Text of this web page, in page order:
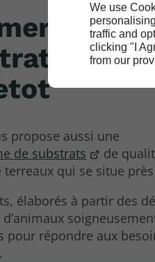
We use
traffic and
clicking "I
from our
près
propose aussi une
de substrats
de
qui se situe près
élaborés à partir des
pour répondre aux